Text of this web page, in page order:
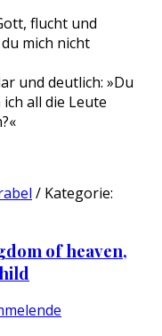
flucht und
mich nicht
und deutlich: »Du
all die Leute
/ Kategorie:
of heaven,